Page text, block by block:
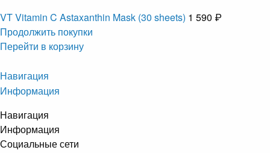
VT Vitamin C Astaxanthin Mask (30 sheets) 1 590 ₽
Продолжить покупки
Перейти в корзину
Навигация
Информация
Навигация
Информация
Социальные сети